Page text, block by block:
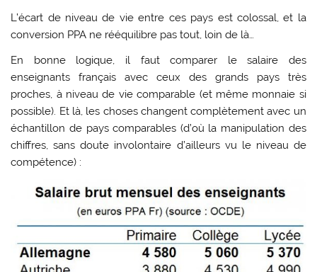
L’écart de niveau de vie entre ces pays est colossal, et la
conversion PPA ne rééquilibre pas tout, loin de là…
En bonne logique, il faut comparer le salaire des
enseignants français avec ceux des grands pays très
proches, à niveau de vie comparable (et même monnaie si
possible). Et là, les choses changent complètement avec un
échantillon de pays comparables (d’où la manipulation des
chiffres, sans doute involontaire d’ailleurs vu le niveau de
compétence) :